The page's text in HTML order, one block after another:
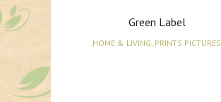
Green Label
HOME & LIVING, PRINTS PICTURES